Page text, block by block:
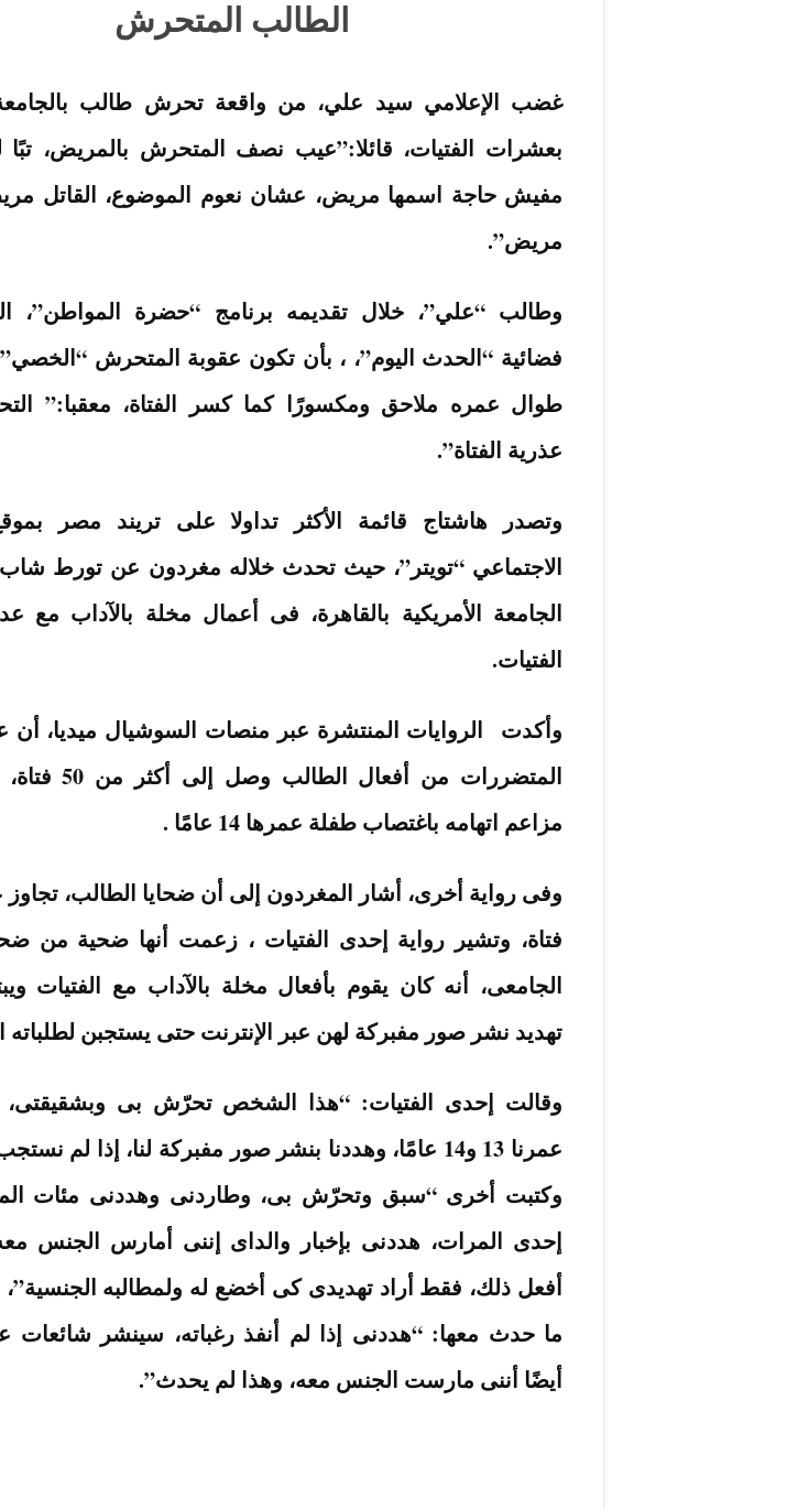
الطالب المتحرش
غضب الإعلامي سيد علي، من واقعة تحرش طالب بالجامعة
بعشرات الفتيات، قائلا:”عيب نصف المتحرش بالمريض، تبًا
مفيش حاجة اسمها مريض، عشان نعوم الموضوع، القاتل
مريض”.
وطالب “علي”، خلال تقديمه برنامج “حضرة المواطن”،
فضائية “الحدث اليوم”، ، بأن تكون عقوبة المتحرش
طوال عمره ملاحق ومكسورًا كما كسر الفتاة، معقبا:”
عذرية الفتاة”.
وتصدر هاشتاج قائمة الأكثر تداولا على تريند مصر
الاجتماعي “تويتر”، حيث تحدث خلاله مغردون عن تورط
الجامعة الأمريكية بالقاهرة، فى أعمال مخلة بالآداب مع
الفتيات.
وأكدت الروايات المنتشرة عبر منصات السوشيال ميديا، أن
المتضررات من أفعال
مزاعم اتهامه باغتصاب طفلة عمرها 14 عامًا .
فتاة، وتشير رواية إحدى الفتيات ، زعمت أنها ضحية من
الجامعى، أنه كان يقوم بأفعال مخلة بالآداب مع الفتيات
تهديد نشر صور مفبركة لهن عبر الإنترنت حتى يستجبن لطلباته
وقالت إحدى الفتيات: “هذا الشخص تحرّش بى وبشقيقتى،
عمرنا 13 و14 عامًا، وهددنا بنشر صور مفبركة لنا، إذا لم
وكتبت أخرى “سبق وتحرّش بى، وطاردنى وهددنى مئات
إحدى المرات، هددنى بإخبار والداى إننى أمارس الجنس
أفعل ذلك، فقط أراد تهديدى كى أخضع له ولمطالبه الجنسية”،
ما حدث معها: “هددنى إذا لم أنفذ رغباته، سينشر شائعات
أيضًا أننى مارست الجنس معه، وهذا لم يحدث”.